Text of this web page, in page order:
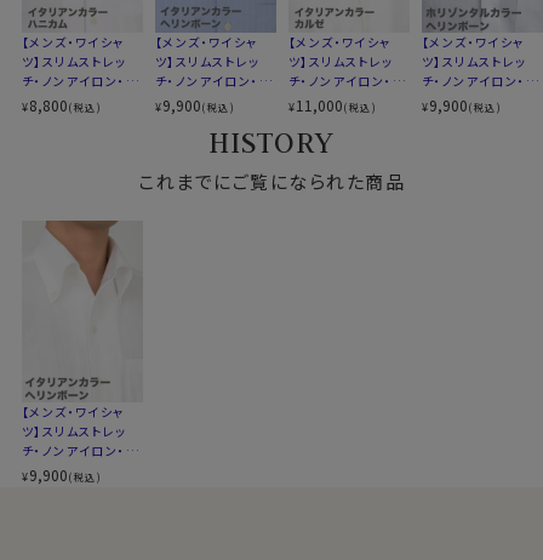
伸縮性と柔らかな感触が、体にフィットして快適でスタイ
リッシュな着こなしができます。
ozieのラインナップでもっともスリムなシャツです。
着丈に関しては通常のozieのシャツよりも着丈をやや短
裾をパンツイン＆アウトの両々で着用できるよう生産しま
●コーディネートいろいろ、イタリアンカラー＆ボタンダ
カジュアルはもちろん、スーツやジャケットと合わせてビ
ジネスに、ストレッチ性があるのでゴルフやスポーツに、
広範囲にコーディネイトできる人気のソフトストレッチシ
ください
【メンズ・ワイシャ
ツ】スリムストレッ
チ・ノンアイロン・ド
ライ・ニット・イタリ
アンカラー・ボタン
¥8,800(税込)
【メンズ・ワイシャ
ツ】スリムストレッ
チ・ノンアイロン・ク
ールマックス・ドラ
イ・ニット・イタリア
ンカラー・ボタンダ
ウン・第一ボタンあ
り
¥9,900(税込)
【メンズ・ワイシャ
ツ】スリムストレッ
チ・ノンアイロン・ソ
ロテックス・ニット・
イタリアンカラー・
ボタンダウン・第一
ボタンあり・ポケット
無し
¥11,000(税込)
【メンズ・ワイシャ
ツ】スリムストレッ
チ・ノンアイロン・ク
ールマックス・ドラ
イ・ニット・ホリゾン
¥9,900(税込)
HISTORY
これまでにご覧になられた商品
【メンズ・ワイシャ
ツ】スリムストレッ
チ・ノンアイロン・ク
ールマックス・ドラ
イ・ニット・イタリア
¥9,900(税込)